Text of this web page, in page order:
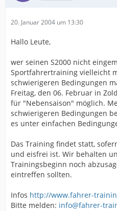
20. Januar 2004 um 13:30
Hallo Leute,
wer seinen S2000 nicht
Sportfahrertraining vielleicht
schwierigeren Bedingungen
Freitag, den 06. Februar in
für "Nebensaison" möglich.
schwierigeren Bedingungen
es unter einfachen
Das Training findet statt,
und eisfrei ist. Wir behalten
Trainingsbeginn noch
eintreffen sollten.
Infos http://www.fahrer-
Bitte melden: info@fahrer-